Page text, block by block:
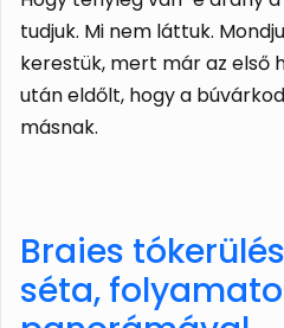
tudjuk. Mi nem láttuk.
kerestük, mert már az első
után eldőlt, hogy a
másnak.
Braies
séta,